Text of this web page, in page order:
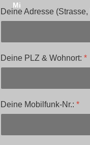
Mi
Deine Adresse (Strasse,
Deine PLZ & Wohnort: *
Deine Mobilfunk-Nr.: *